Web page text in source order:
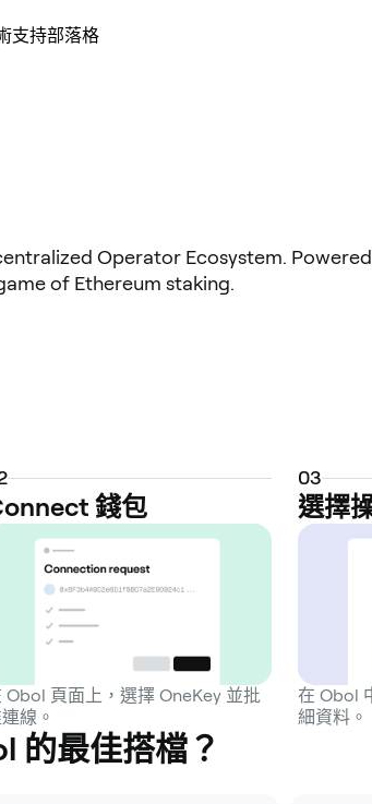
支持部落格
Operator Ecosystem.
of Ethereum staking.
錢包
Obol 頁面上，選擇 OneKey 並批
線。
03
選擇
在 Obol
細資料。
的最佳搭檔？